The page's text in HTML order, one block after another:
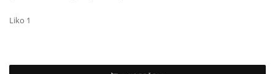
Liko 1